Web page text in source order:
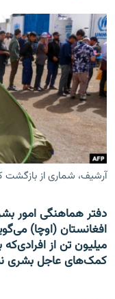
آرشیف، شماری از بازگشت
دفتر هماهنگی امور
میلیون تن از افرادی‌که
کمک‌های عاجل بشری